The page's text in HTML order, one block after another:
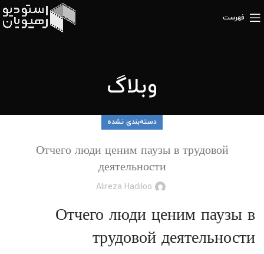
فهرست
وبلاگ
دسته‌بندی نشده
Отчего люди ценим паузы в трудовой
деятельности
Alireza Hadiloo
Отчего люди ценим паузы в
трудовой деятельности